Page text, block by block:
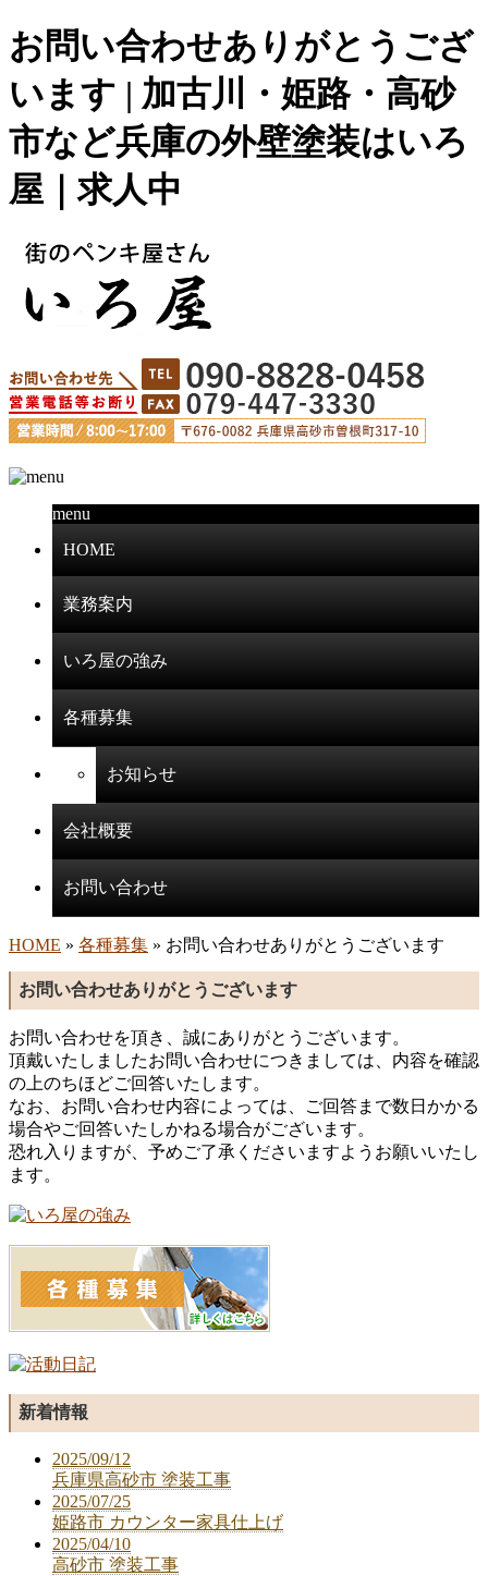
お問い合わせありがとうござ
います | 加古川・姫路・高砂
市など兵庫の外壁塗装はいろ
屋｜求人中
menu
HOME
業務案内
いろ屋の強み
各種募集
お知らせ
会社概要
お問い合わせ
HOME » 各種募集 » お問い合わせありがとうございます
お問い合わせありがとうございます
お問い合わせを頂き、誠にありがとうございます。
頂戴いたしましたお問い合わせにつきましては、内容を確認
の上のちほどご回答いたします。
なお、お問い合わせ内容によっては、ご回答まで数日かかる
場合やご回答いたしかねる場合がございます。
恐れ入りますが、予めご了承くださいますようお願いいたし
ます。
新着情報
2025/09/12
兵庫県高砂市 塗装工事
2025/07/25
姫路市 カウンター家具仕上げ
2025/04/10
高砂市 塗装工事